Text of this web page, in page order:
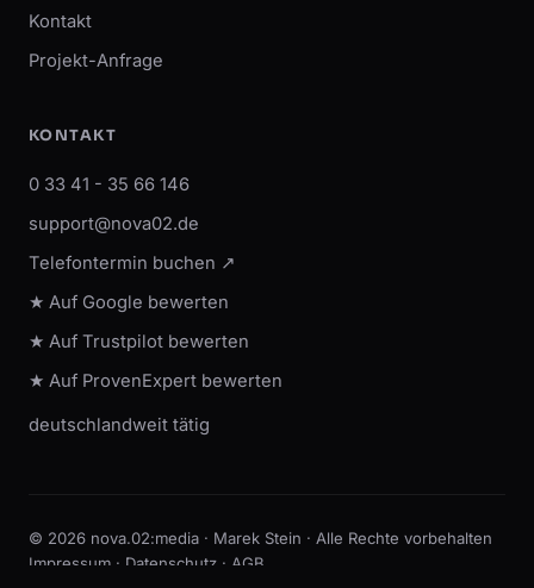
Kontakt
Projekt-Anfrage
KONTAKT
0 33 41 - 35 66 146
support@nova02.de
Telefontermin buchen ↗
★ Auf Google bewerten
★ Auf Trustpilot bewerten
★ Auf ProvenExpert bewerten
deutschlandweit tätig
© 2026 nova.02:media · Marek Stein · Alle Rechte vorbehalten
Impressum · Datenschutz · AGB